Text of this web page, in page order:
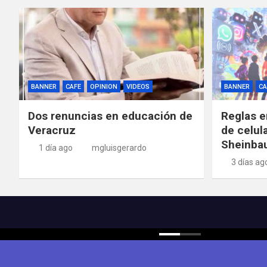
BANNER CAFE OPINION VIDEOS
Dos renuncias en educación de
Veracruz
1 día ago mgluisgerardo
BANNER
Reglas
de
3 días